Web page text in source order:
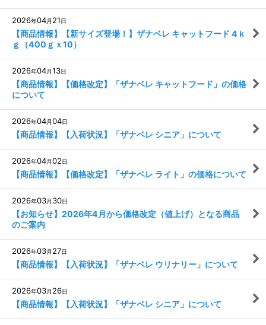
2026年04月 21日
【商品情報】【新サイズ登場！】ザナベレ キャットフード 4ｋ
ｇ（400ｇｘ10）
2026年04月13日
【商品情報】【価格改定】「ザナベレ キャットフード」の価格
について
2026年04月04日
【商品情報】【入荷状況】「ザナベレ シニア」について
2026年04月02日
【商品情報】【価格改定】「ザナベレ ライト」の価格について
2026年03月 30日
【お知らせ】2026年4月から価格改定（値上げ）となる商品
のご案内
2026年03月 27日
【商品情報】【入荷状況】「ザナベレ ウリナリー」について
2026年03月 26日
【商品情報】【入荷状況】「ザナベレ シニア」について